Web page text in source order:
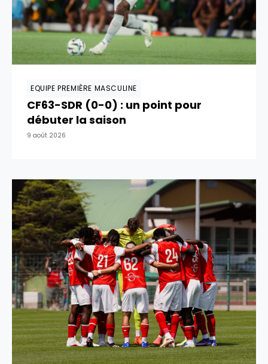
EQUIPE PREMIÈRE MASCULINE
CF63-SDR (0-0) : un point pour
débuter la saison
9 août 2026